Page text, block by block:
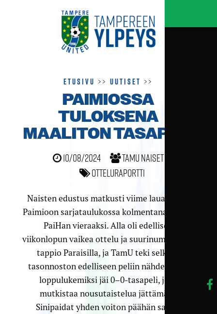
Etusivu >>Uutiset >>
PAIMIOSSA
TULOKSENA
MAALITON TASAPELI
10/08/2024
TamU naiset
Otteluraportti
Naisten edustus matkusti viime lauantaina
Paimioon sarjataulukossa kolmentana olevan
PaiHan vieraaksi. Alla oli edellisen
viikonlopun vaikea ottelu ja suurinumeroinen
tappio Paraisilla, ja TamU teki selkeän
tasonnoston edelliseen peliin nähden. Silti
loppulukemiksi jäi 0–0-tasapeli, joka
mutkistaa nousutaistelua jättämällä
Sinipaidat yhden voiton päähän sarjan